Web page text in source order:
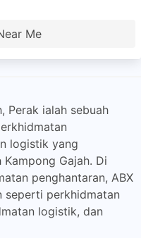
Me
Perak ialah sebuah
logistik yang
Gajah. Di
penghantaran, ABX
seperti perkhidmatan
logistik, dan